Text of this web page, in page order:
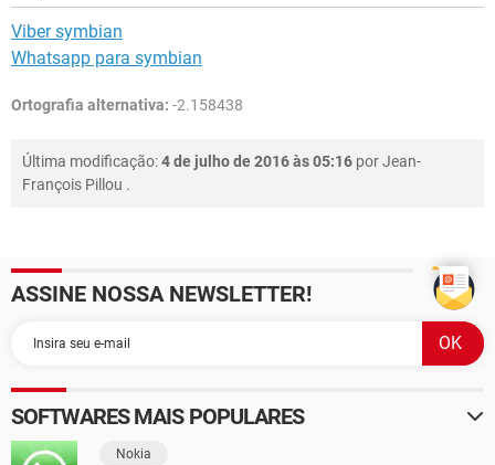
Viber symbian
Whatsapp para symbian
Ortografia alternativa: -2.158438
Última modificação:4 de julho de 2016 às 05:16 porJean-
François Pillou .
ASSINE NOSSA NEWSLETTER!
SOFTWARES MAIS POPULARES
Nokia